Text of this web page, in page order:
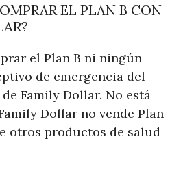
EL PLAN B CON
el Plan B ni ningún
de emergencia del
Family Dollar. No está
Dollar no vende Plan
otros productos de salud